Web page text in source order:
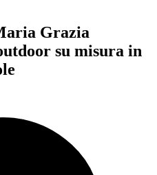
Grazia
su misura in